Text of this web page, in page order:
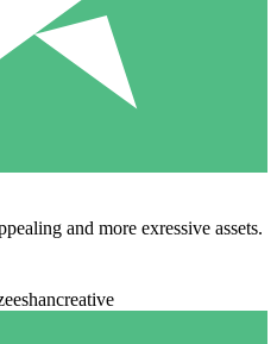
and more exressive assets.